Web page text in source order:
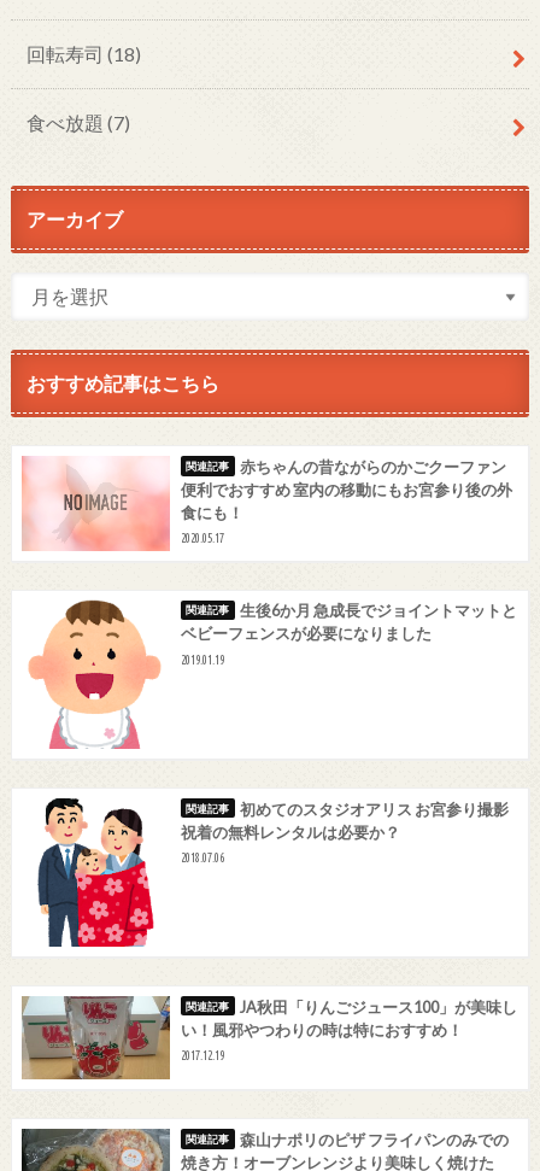
回転寿司 (18)
食べ放題 (7)
アーカイブ
おすすめ記事はこちら
赤ちゃんの昔ながらのかごクーファン
便利でおすすめ 室内の移動にもお宮参り後の外
食にも！
2020.05.17
生後6か月 急成長でジョイントマットと
ベビーフェンスが必要になりました
2019.01.19
初めてのスタジオアリス お宮参り撮影
祝着の無料レンタルは必要か？
2018.07.06
JA秋田「りんごジュース100」が美味し
い！風邪やつわりの時は特におすすめ！
2017.12.19
森山ナポリのピザ フライパンのみでの
焼き方！オーブンレンジより美味しく焼けた